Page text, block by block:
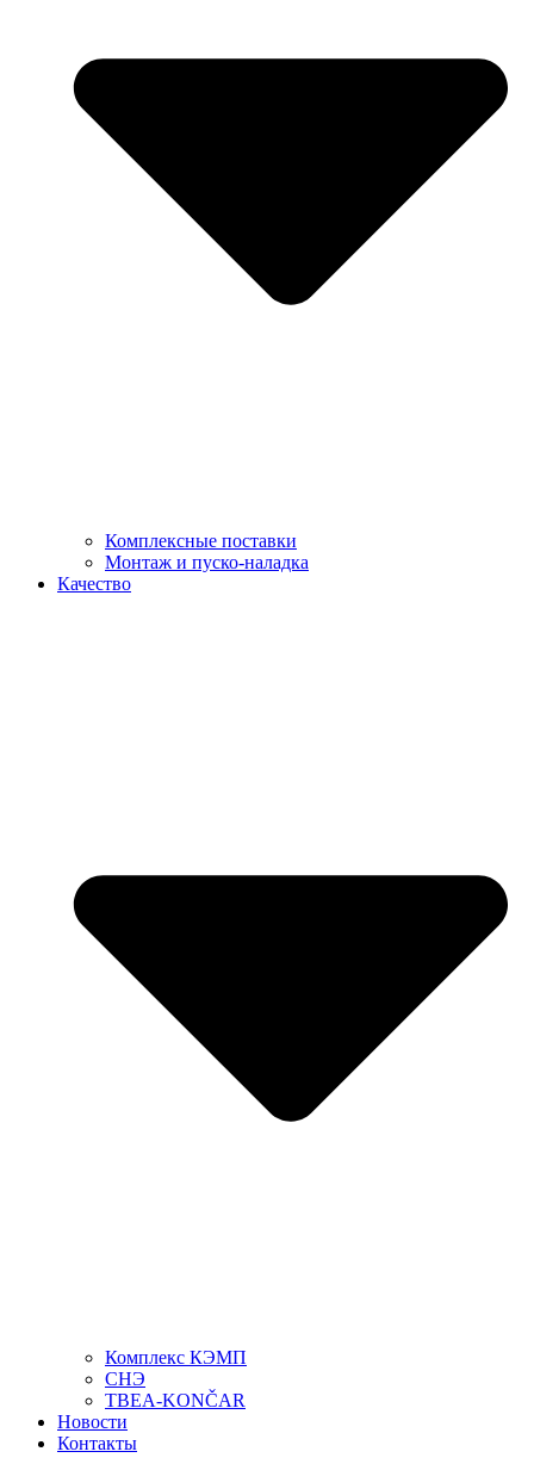
Комплексные поставки
Монтаж и пуско-наладка
Качество
Комплекс КЭМП
СНЭ
TBEA-KONČAR
Новости
Контакты